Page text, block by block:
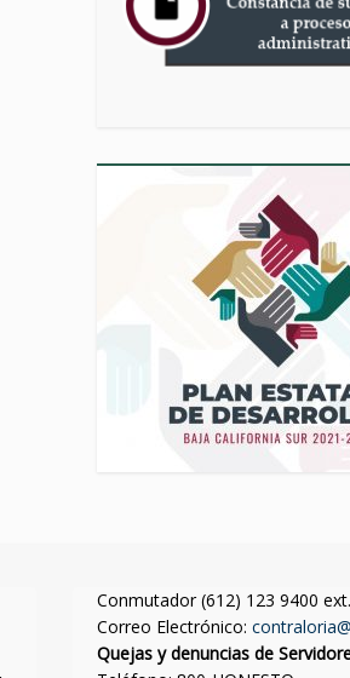
Conmutador (612) 123 9400
Correo Electrónico:
Quejas y denuncias de